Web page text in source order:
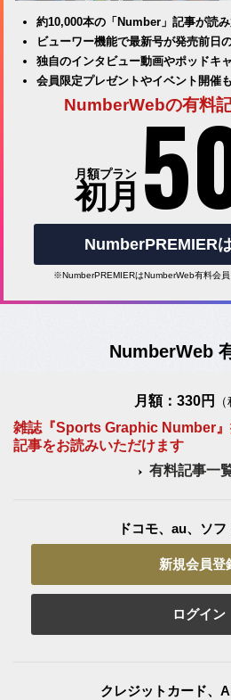
約10,000本の「Number」記事が読
ビューワー機能で最新号が発売前日
独自のインタビュー動画やポッドキ
会員限定プレゼントやイベント開催も
NumberWebの有料
月額プラン
初月
NumberPREMIER
※NumberPREMIERはNumberWeb有料会員
NumberWeb
月額：330円
雑誌『Sports Graphic Number
記事をお読みいただけます
有料記事一
ドコモ、au、ソフ
新規会員登
ログイン
クレジットカード、